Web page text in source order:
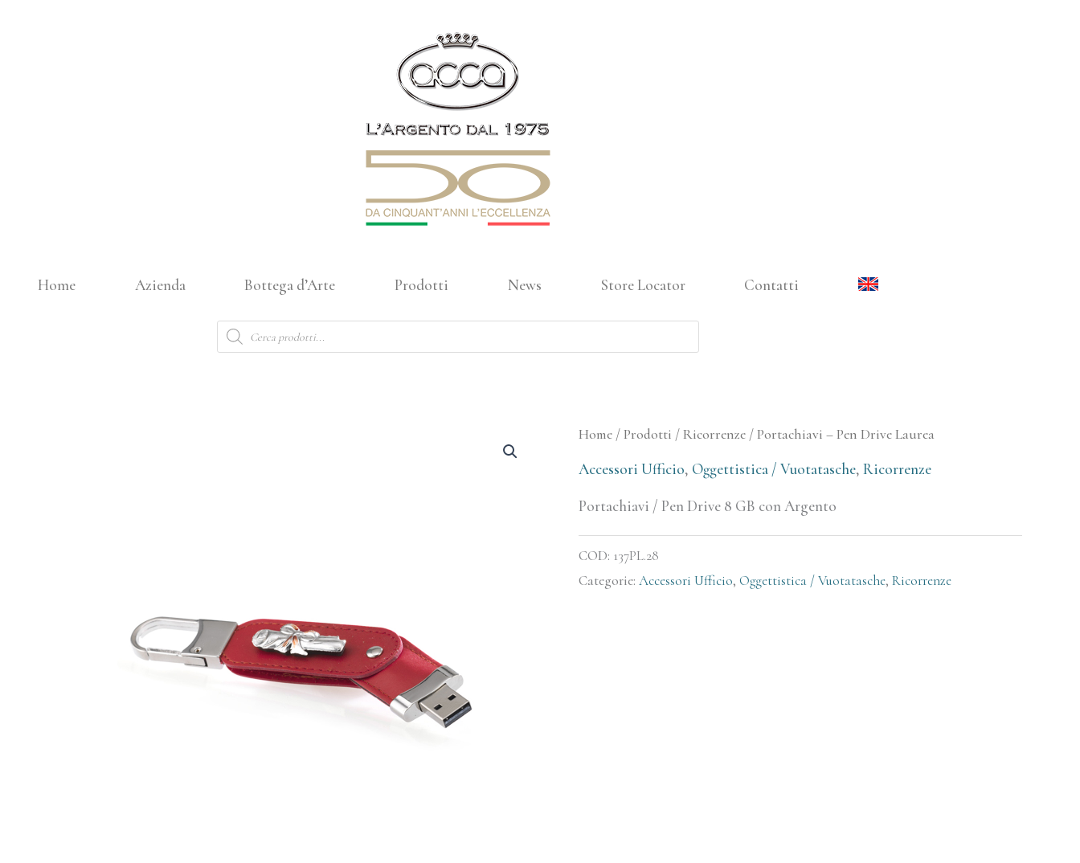
Home Azienda Bottega d’Arte Prodotti News Store Locator Contatti
Products
search
Home /Prodotti /Ricorrenze / Portachiavi – Pen Drive Laurea
Accessori Ufficio, Oggettistica / Vuotatasche, Ricorrenze
Portachiavi / Pen Drive 8 GB con Argento
COD: 137PL.28
Categorie: Accessori Ufficio, Oggettistica / Vuotatasche, Ricorrenze